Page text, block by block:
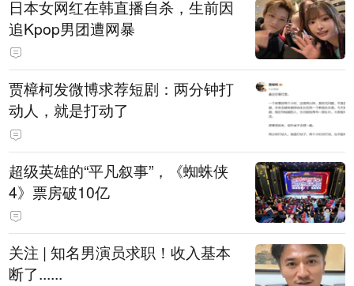
日本女网红在韩直播自杀，生前因
追Kpop男团遭网暴
贾樟柯发微博求荐短剧：两分钟打
动人，就是打动了
超级英雄的“平凡叙事”，《蜘蛛侠
4》票房破10亿
关注 | 知名男演员求职！收入基本
断了......